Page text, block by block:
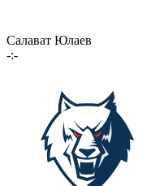
Салават Юлаев
-:-